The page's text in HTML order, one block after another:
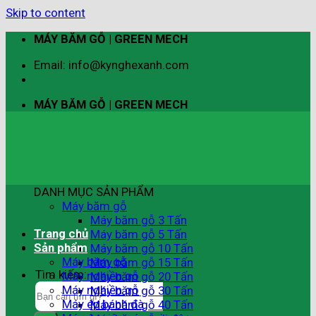
Skip to content
MÁY BĂM GỖ | GREEN MECH
Email: info@kynghexanh.com
MÁY BĂM GỖ | GREEN MECH
Tìm kiếm:
DANH MỤC SẢN PHẨM
Máy băm gỗ
Máy băm gỗ 3 Tấn
Máy băm gỗ 5 Tấn
Máy băm gỗ 10 Tấn
Máy băm gỗ 15 Tấn
Máy băm gỗ 20 Tấn
Máy băm gỗ 30 Tấn
Máy băm gỗ 40 Tấn
Trang chủ
Sản phẩm
Máy băm gỗ
Máy nghiền gỗ
Máy nghiền gỗ
Máy ép bánh đà